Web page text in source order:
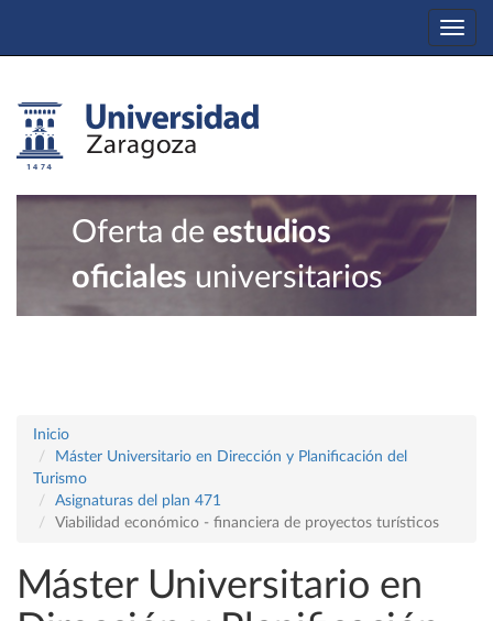
Oferta de estudios
oficiales universitarios
Inicio
Máster Universitario en Dirección y Planificación del
Turismo
Asignaturas del plan 471
Viabilidad económico - financiera de proyectos turísticos
Máster Universitario en